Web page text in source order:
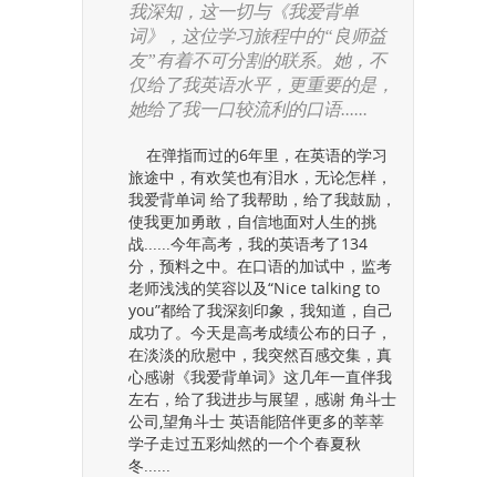
我深知，这一切与《我爱背单
词》，这位学习旅程中的“良师益
友”有着不可分割的联系。她，不
仅给了我英语水平，更重要的是，
她给了我一口较流利的口语......
在弹指而过的6年里，在英语的学习
旅途中，有欢笑也有泪水，无论怎样，
我爱背单词 给了我帮助，给了我鼓励，
使我更加勇敢，自信地面对人生的挑
战......今年高考，我的英语考了134
分，预料之中。在口语的加试中，监考
老师浅浅的笑容以及“Nice talking to
you”都给了我深刻印象，我知道，自己
成功了。今天是高考成绩公布的日子，
在淡淡的欣慰中，我突然百感交集，真
心感谢《我爱背单词》这几年一直伴我
左右，给了我进步与展望，感谢 角斗士
公司,望角斗士 英语能陪伴更多的莘莘
学子走过五彩灿然的一个个春夏秋
冬......